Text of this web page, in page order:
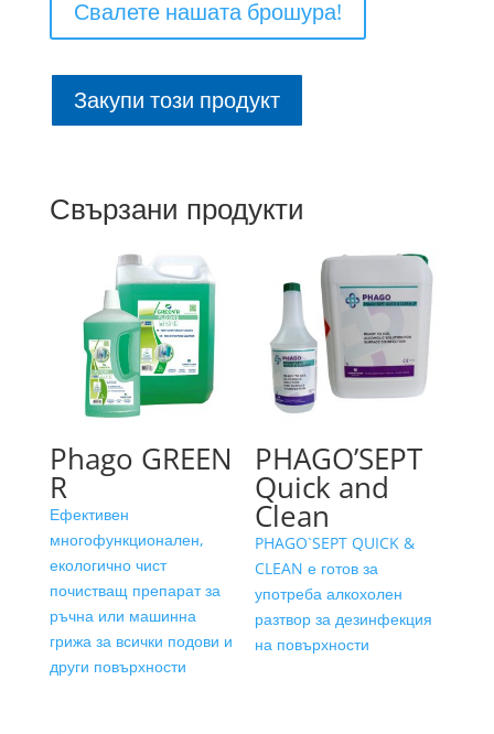
Свалете нашата брошура!
Закупи този продукт
Свързани продукти
Phago GREEN
R
Ефективен
многофункционален,
екологично чист
почистващ препарат за
ръчна или машинна
грижа за всички подови и
други повърхности
PHAGO’SEPT
Quick and
Clean
PHAGO`SEPT QUICK &
CLEAN е готов за
употреба алкохолен
разтвор за дезинфекция
на повърхности